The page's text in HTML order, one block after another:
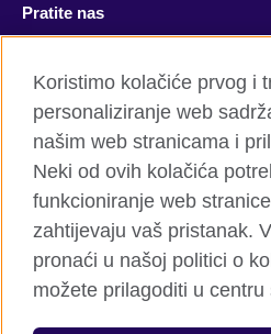
Pratite nas
Twitter
TikTok
British Council global
Privatnost i uslovi
Koristimo kolačiće prvog i
personaliziranje web
našim web stranicama i
Neki od ovih kolačića
funkcioniranje web
zahtijevaju vaš pristanak.
pronaći u našoj politici o
možete prilagoditi u